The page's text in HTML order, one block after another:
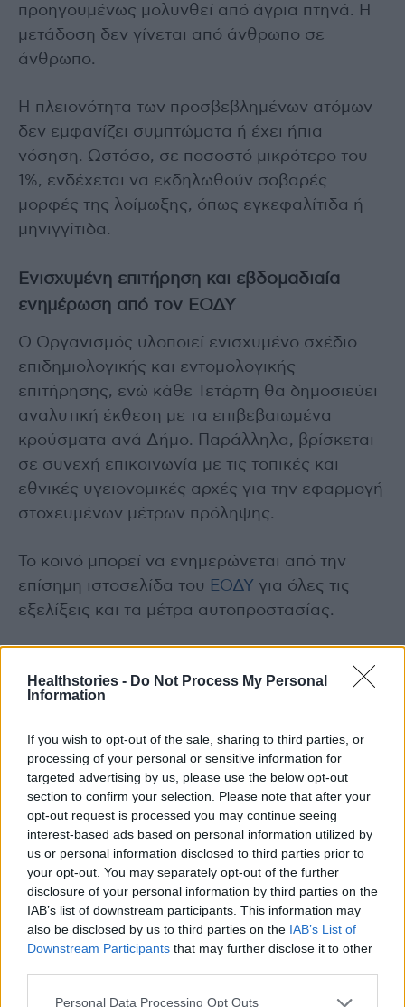
Healthstories - Do Not Process My Personal
Information
If you wish to opt-out of the sale, sharing to third parties, or
processing of your personal or sensitive information for
targeted advertising by us, please use the below opt-out
section to confirm your selection. Please note that after your
opt-out request is processed you may continue seeing
interest-based ads based on personal information utilized by
us or personal information disclosed to third parties prior to
your opt-out. You may separately opt-out of the further
disclosure of your personal information by third parties on the
IAB’s list of downstream participants. This information may
also be disclosed by us to third parties on the IAB’s List of
Downstream Participants that may further disclose it to other
Personal Data Processing Opt Outs
προηγουμένως μολυνθεί από άγρια πτηνά. Η
μετάδοση δεν γίνεται από άνθρωπο σε
άνθρωπο.
Η πλειονότητα των προσβεβλημένων ατόμων
δεν εμφανίζει συμπτώματα ή έχει ήπια
νόσηση. Ωστόσο, σε ποσοστό μικρότερο του
1%, ενδέχεται να εκδηλωθούν σοβαρές
μορφές της λοίμωξης, όπως εγκεφαλίτιδα ή
μηνιγγίτιδα.
Ενισχυμένη επιτήρηση και εβδομαδιαία
ενημέρωση από τον ΕΟΔΥ
Ο Οργανισμός υλοποιεί ενισχυμένο σχέδιο
επιδημιολογικής και εντομολογικής
επιτήρησης, ενώ κάθε Τετάρτη θα δημοσιεύει
αναλυτική έκθεση με τα επιβεβαιωμένα
κρούσματα ανά Δήμο. Παράλληλα, βρίσκεται
σε συνεχή επικοινωνία με τις τοπικές και
εθνικές υγειονομικές αρχές για την εφαρμογή
στοχευμένων μέτρων πρόληψης.
Το κοινό μπορεί να ενημερώνεται από την
επίσημη ιστοσελίδα του ΕΟΔΥ για όλες τις
εξελίξεις και τα μέτρα αυτοπροστασίας.
Από την Δευτέρα 14/7 η αξιολόγηση των
νοσοκομείων από τους ασθενείς
Πολλαπλούν Μυέλωμα: Διεθνείς
κατευθυντήριες οδηγίες με τη σφραγίδα των
καθηγητών Αθ. Δημόπουλου και Ευ. Τέρπου